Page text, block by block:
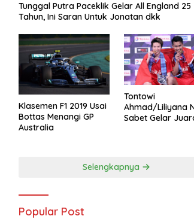
Tunggal Putra Paceklik Gelar All England 25
Tahun, Ini Saran Untuk Jonatan dkk
Klasemen F1 2019 Usai
Bottas Menangi GP
Australia
Tontowi
Ahmad/Liliyana
Sabet Gelar
Selengkapnya
Popular Post